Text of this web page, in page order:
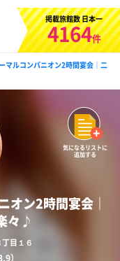
掲載旅館数 日本一
4164件
マルコンパニオン2時間宴会｜二
オン2時間宴会｜
々♪
目１６
）
気になるリストに
追加する